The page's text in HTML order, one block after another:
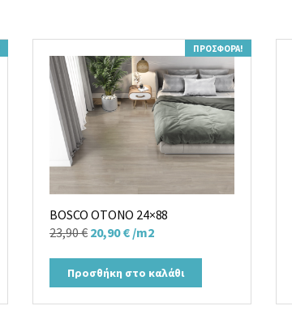
ΠΡΟΣΦΟΡΆ!
BOSCO OTONO 24×88
23,90€ Original
was:
23,90 €.
20,90€Η
τιμή
είναι:
20,90 €.
/m2
Προσθήκη στο καλάθι